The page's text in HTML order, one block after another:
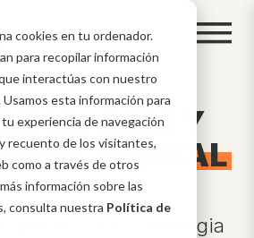
cookies en tu ordenador.
para recopilar información
interactúas con nuestro
esta información para
experiencia de navegación
recuento de los visitantes,
como a través de otros
información sobre las
consulta nuestra Política de
IA, CRM Y
DIGITAL
IA, CRM, Estrategia